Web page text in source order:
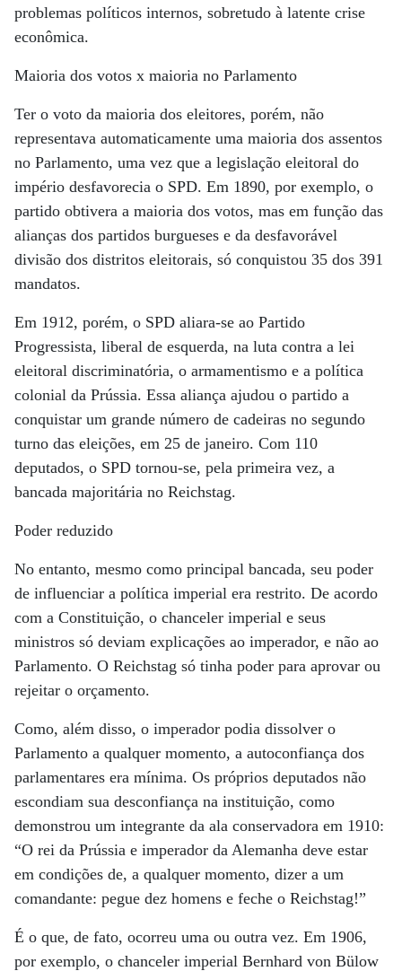
problemas políticos internos, sobretudo à latente crise
econômica.
Maioria dos votos x maioria no Parlamento
Ter o voto da maioria dos eleitores, porém, não
representava automaticamente uma maioria dos assentos
no Parlamento, uma vez que a legislação eleitoral do
império desfavorecia o SPD. Em 1890, por exemplo, o
partido obtivera a maioria dos votos, mas em função das
alianças dos partidos burgueses e da desfavorável
divisão dos distritos eleitorais, só conquistou 35 dos 391
mandatos.
Em 1912, porém, o SPD aliara-se ao Partido
Progressista, liberal de esquerda, na luta contra a lei
eleitoral discriminatória, o armamentismo e a política
colonial da Prússia. Essa aliança ajudou o partido a
conquistar um grande número de cadeiras no segundo
turno das eleições, em 25 de janeiro. Com 110
deputados, o SPD tornou-se, pela primeira vez, a
bancada majoritária no Reichstag.
Poder reduzido
No entanto, mesmo como principal bancada, seu poder
de influenciar a política imperial era restrito. De acordo
com a Constituição, o chanceler imperial e seus
ministros só deviam explicações ao imperador, e não ao
Parlamento. O Reichstag só tinha poder para aprovar ou
rejeitar o orçamento.
Como, além disso, o imperador podia dissolver o
Parlamento a qualquer momento, a autoconfiança dos
parlamentares era mínima. Os próprios deputados não
escondiam sua desconfiança na instituição, como
demonstrou um integrante da ala conservadora em 1910:
“O rei da Prússia e imperador da Alemanha deve estar
em condições de, a qualquer momento, dizer a um
comandante: pegue dez homens e feche o Reichstag!”
É o que, de fato, ocorreu uma ou outra vez. Em 1906,
por exemplo, o chanceler imperial Bernhard von Bülow